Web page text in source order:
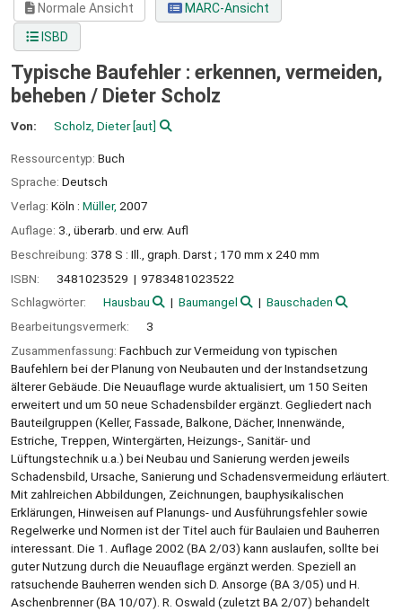
Normale Ansicht
MARC-Ansicht
ISBD
Typische Baufehler : erkennen, vermeiden,
beheben / Dieter Scholz
Von: Scholz, Dieter[aut]
Ressourcentyp: Buch
Sprache: Deutsch
Verlag: Köln : Müller, 2007
Auflage: 3., überarb. und erw. Aufl
Beschreibung: 378 S : Ill., graph. Darst ; 170 mm x 240 mm
ISBN:
3481023529
9783481023522
Schlagwörter:
Hausbau Baumangel
Bauschaden
Bearbeitungsvermerk:
3
Zusammenfassung: Fachbuch zur Vermeidung von typischen
Baufehlern bei der Planung von Neubauten und der Instandsetzung
älterer Gebäude. Die Neuauflage wurde aktualisiert, um 150 Seiten
erweitert und um 50 neue Schadensbilder ergänzt. Gegliedert nach
Bauteilgruppen (Keller, Fassade, Balkone, Dächer, Innenwände,
Estriche, Treppen, Wintergärten, Heizungs-, Sanitär- und
Lüftungstechnik u.a.) bei Neubau und Sanierung werden jeweils
Schadensbild, Ursache, Sanierung und Schadensvermeidung erläutert.
Mit zahlreichen Abbildungen, Zeichnungen, bauphysikalischen
Erklärungen, Hinweisen auf Planungs- und Ausführungsfehler sowie
Regelwerke und Normen ist der Titel auch für Baulaien und Bauherren
interessant. Die 1. Auflage 2002 (BA 2/03) kann auslaufen, sollte bei
guter Nutzung durch die Neuauflage ergänzt werden. Speziell an
ratsuchende Bauherren wenden sich D. Ansorge (BA 3/05) und H.
Aschenbrenner (BA 10/07). R. Oswald (zuletzt BA 2/07) behandelt